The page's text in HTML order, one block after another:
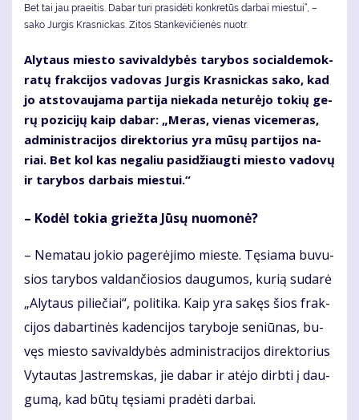
Bet tai jau praeitis. Da­bar tu­ri pra­si­dė­ti kon­kre­tūs dar­bai mies­tui“, –
sako Jurgis Krasnickas. Zi­tos Stan­ke­vi­čie­nės nuotr.
Aly­taus mies­to sa­vi­val­dy­bės ta­ry­bos so­cial­de­mok­
ra­tų frak­ci­jos va­do­vas Jur­gis Kras­nic­kas sa­ko, kad
jo at­sto­vau­ja­ma par­ti­ja nie­ka­da ne­tu­rė­jo to­kių ge­
rų po­zi­ci­jų kaip da­bar: „Me­ras, vie­nas vi­ce­me­ras,
ad­mi­nist­ra­ci­jos di­rek­to­rius yra mū­sų par­ti­jos na­
riai. Bet kol kas ne­ga­liu pa­si­džiaug­ti mies­to va­do­vų
ir ta­ry­bos dar­bais mies­tui.“
– Ko­dėl to­kia griež­ta Jū­sų nuo­mo­nė?
– Ne­ma­tau jo­kio pa­ge­rė­ji­mo mies­te. Tę­sia­ma bu­vu­
sios ta­ry­bos val­dan­čio­sios dau­gu­mos, ku­rią su­da­rė
„Aly­taus pi­lie­čiai“, po­li­ti­ka. Kaip yra sa­kęs šios frak­
ci­jos da­bar­ti­nės ka­den­ci­jos ta­ry­bo­je se­niū­nas, bu­
vęs mies­to sa­vi­val­dy­bės ad­mi­nist­ra­ci­jos di­rek­to­rius
Vy­tau­tas Jast­rems­kas, jie da­bar ir at­ėjo dirb­ti į dau­
gu­mą, kad bū­tų tę­sia­mi pra­dė­ti dar­bai.